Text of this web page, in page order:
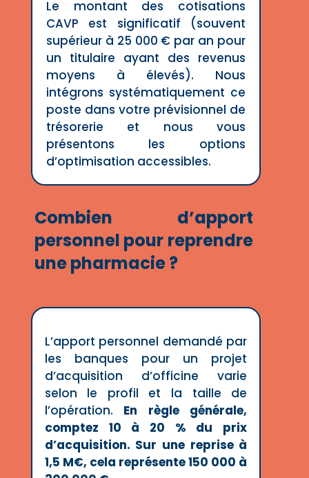
Le montant des cotisations
CAVP est significatif (souvent
supérieur à 25 000 € par an pour
un titulaire ayant des revenus
moyens à élevés). Nous
intégrons systématiquement ce
poste dans votre prévisionnel de
trésorerie et nous vous
présentons les options
d’optimisation accessibles.
Combien d’apport
personnel pour reprendre
une pharmacie ?
L’apport personnel demandé par
les banques pour un projet
d’acquisition d’officine varie
selon le profil et la taille de
l’opération. En règle générale,
comptez 10 à 20 % du prix
d’acquisition. Sur une reprise à
1,5 M€, cela représente 150 000 à